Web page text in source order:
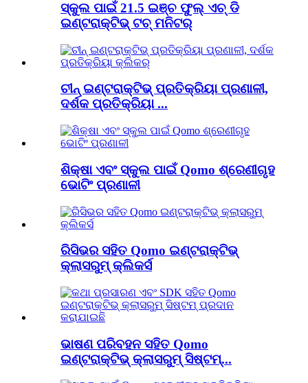
ସ୍କୁଲ ପାଇଁ 21.5 ଇଞ୍ଚ ଫୁଲ୍ ଏଚ୍ ଡି
ଇଣ୍ଟରାକ୍ଟିଭ୍ ଟଚ୍ ମନିଟର୍
ଚୀନ୍ ଇଣ୍ଟରାକ୍ଟିଭ୍ ପ୍ରତିକ୍ରିୟା ପ୍ରଣାଳୀ,
ଦର୍ଶକ ପ୍ରତିକ୍ରିୟା ...
ଶିକ୍ଷା ଏବଂ ସ୍କୁଲ ପାଇଁ Qomo ଶ୍ରେଣୀଗୃହ
ଭୋଟିଂ ପ୍ରଣାଳୀ
ରିସିଭର ସହିତ Qomo ଇଣ୍ଟରାକ୍ଟିଭ୍
କ୍ଲାସରୁମ୍ କ୍ଲିକର୍ସ
ଭାଷଣ ପରିବହନ ସହିତ Qomo
ଇଣ୍ଟରାକ୍ଟିଭ୍ କ୍ଲାସରୁମ୍ ସିଷ୍ଟମ୍...